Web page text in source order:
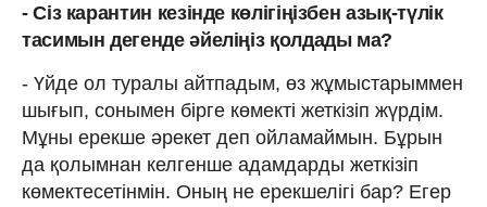
- Сіз карантин кезінде көлігіңізбен азық-түлік
тасимын дегенде әйеліңіз қолдады ма?
- Үйде ол туралы айтпадым, өз жұмыстарыммен
шығып, сонымен бірге көмекті жеткізіп жүрдім.
Мұны ерекше әрекет деп ойламаймын. Бұрын
да қолымнан келгенше адамдарды жеткізіп
көмектесетінмін. Оның не ерекшелігі бар? Егер